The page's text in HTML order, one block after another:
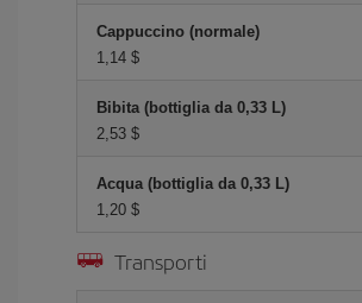
Cappuccino (normale)
1,14 $
Bibita (bottiglia da 0,33 L)
2,53 $
Acqua (bottiglia da 0,33 L)
1,20 $
Transporti